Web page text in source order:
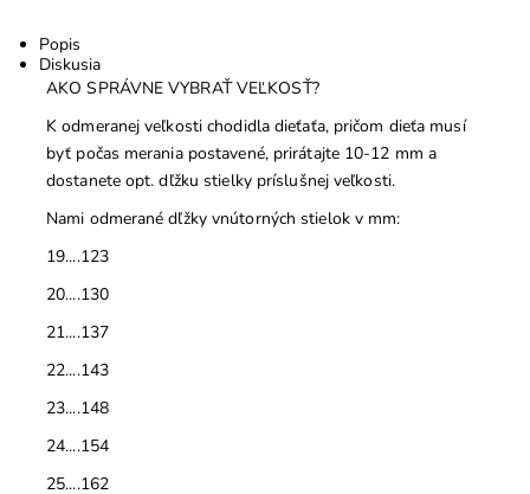
Popis
Diskusia
AKO SPRÁVNE VYBRAŤ VEĽKOSŤ?
K odmeranej veľkosti chodidla dieťaťa, pričom dieťa musí
byť počas merania postavené, prirátajte 10-12 mm a
dostanete opt. dľžku stielky príslušnej veľkosti.
Nami odmerané dľžky vnútorných stielok v mm:
19....123
20....130
21....137
22....143
23....148
24....154
25....162